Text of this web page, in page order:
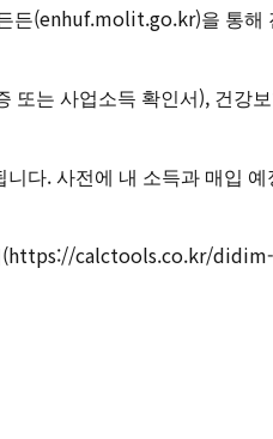
든(enhuf.molit.go.kr)을 통
는 사업소득 확인서), 건강
다. 사전에 내 소득과 매입
calctools.co.kr/didim-